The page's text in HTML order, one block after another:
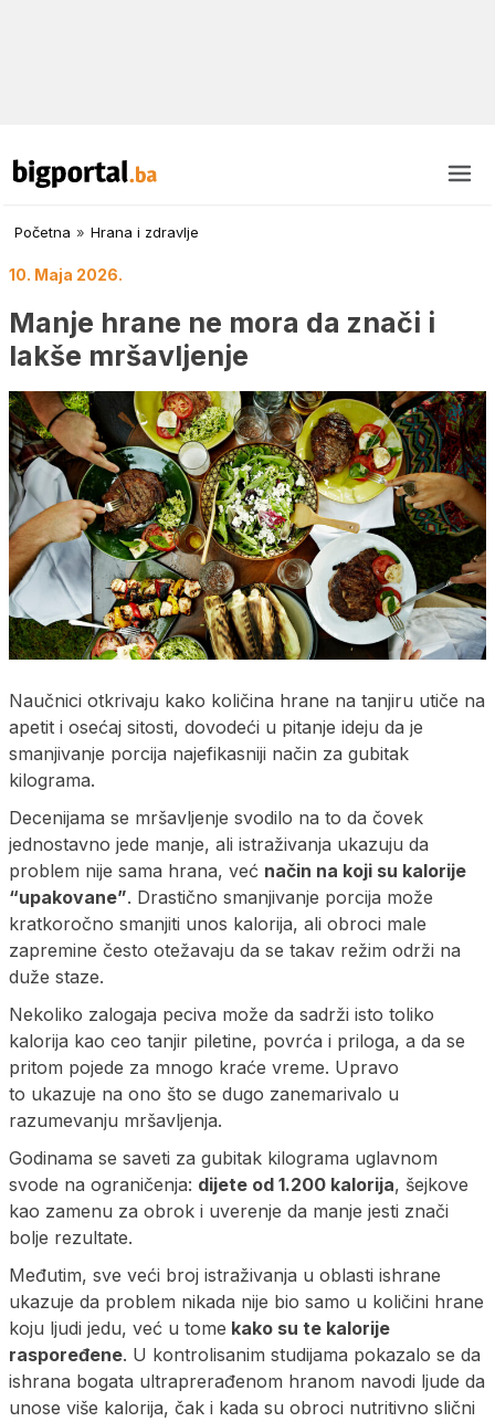
Početna » Hrana i zdravlje
10. Maja 2026.
Manje hrane ne mora da znači i
lakše mršavljenje
Naučnici otkrivaju kako količina hrane na tanjiru utiče na
apetit i osećaj sitosti, dovodeći u pitanje ideju da je
smanjivanje porcija najefikasniji način za gubitak
kilograma.
Decenijama se mršavljenje svodilo na to da čovek
jednostavno jede manje, ali istraživanja ukazuju da
problem nije sama hrana, već način na koji su kalorije
“upakovane”. Drastično smanjivanje porcija može
kratkoročno smanjiti unos kalorija, ali obroci male
zapremine često otežavaju da se takav režim održi na
duže staze.
Nekoliko zalogaja peciva može da sadrži isto toliko
kalorija kao ceo tanjir piletine, povrća i priloga, a da se
pritom pojede za mnogo kraće vreme. Upravo
to ukazuje na ono što se dugo zanemarivalo u
razumevanju mršavljenja.
Godinama se saveti za gubitak kilograma uglavnom
svode na ograničenja: dijete od 1.200 kalorija, šejkove
kao zamenu za obrok i uverenje da manje jesti znači
bolje rezultate.
Međutim, sve veći broj istraživanja u oblasti ishrane
ukazuje da problem nikada nije bio samo u količini hrane
koju ljudi jedu, već u tome kako su te kalorije
raspoređene. U kontrolisanim studijama pokazalo se da
ishrana bogata ultraprerađenom hranom navodi ljude da
unose više kalorija, čak i kada su obroci nutritivno slični